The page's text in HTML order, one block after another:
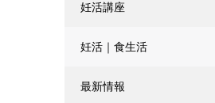
妊活講座
妊活｜食生活
最新情報